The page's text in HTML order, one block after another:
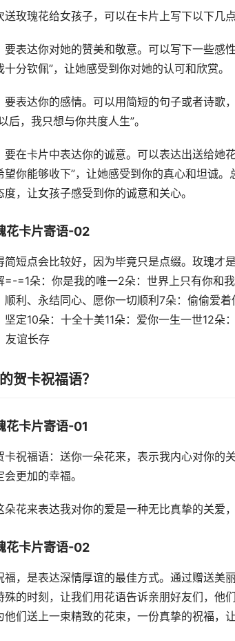
送玫瑰花给女孩子，可以在卡片上写下以下几点
要表达你对她的赞美和敬意。可以写下一些感
十分钦佩”，让她感受到你对她的认可和欣赏。
要表达你的感情。可以用简短的句子或者诗歌
后，我只想与你共度人生”。
要在卡片中表达你的诚意。可以表达出送给她
望你能够收下”，让她感受到你的真心和坦诚
度，让女孩子感受到你的诚意和关心。
花卡片寄语-02
简短点会比较好，因为毕竟只是点缀。玫瑰才
=-=1朵：你是我的唯一2朵：世界上只有你
顺利、永结同心、愿你一切顺利7朵：偷偷爱
坚定10朵：十全十美11朵：爱你一生一世12
友谊长存
贺卡祝福语？
花卡片寄语-01
卡祝福语：送你一朵花来，表示我内心对你的
会更加的幸福。
朵花来表达我对你的爱是一种无比真挚的关爱
花卡片寄语-02
福，是表达深情厚谊的最佳方式。通过赠送美
殊的时刻，让我们用花语告诉亲朋好友们，他
他们送上一束精致的花束，一份真挚的祝福，